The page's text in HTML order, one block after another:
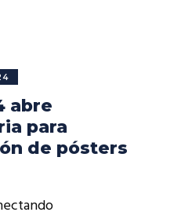
abre
para
de pósters